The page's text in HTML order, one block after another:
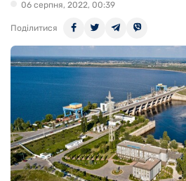
06 серпня, 2022, 00:39
Поділитися